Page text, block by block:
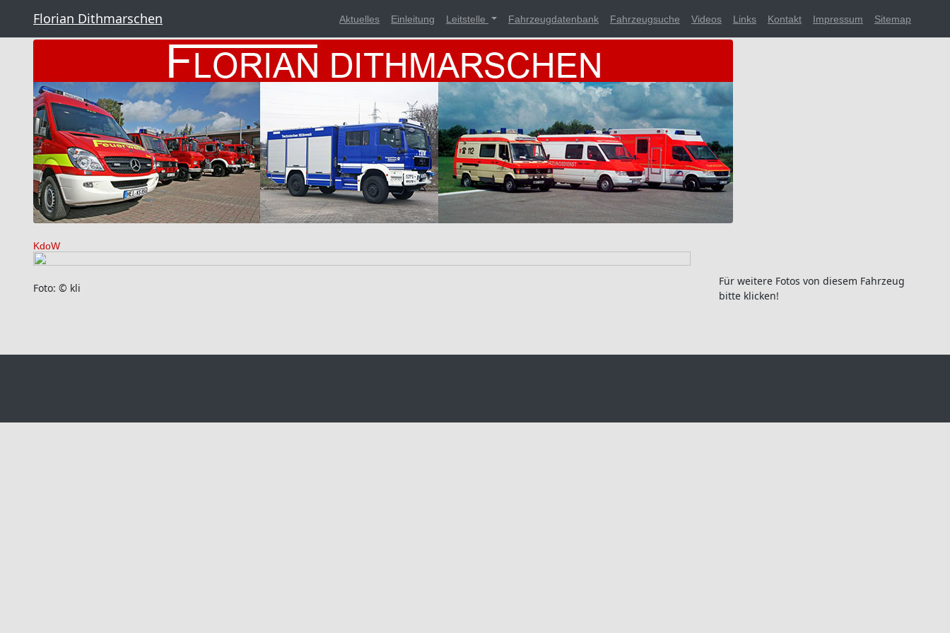
Florian Dithmarschen Aktuelles Einleitung Leitstelle Fahrzeugdatenbank Fahrzeugsuche Videos Links Kontakt Impressum Sitemap
KdoW
Foto: © kli
Für weitere Fotos von diesem Fahrzeug
bitte klicken!